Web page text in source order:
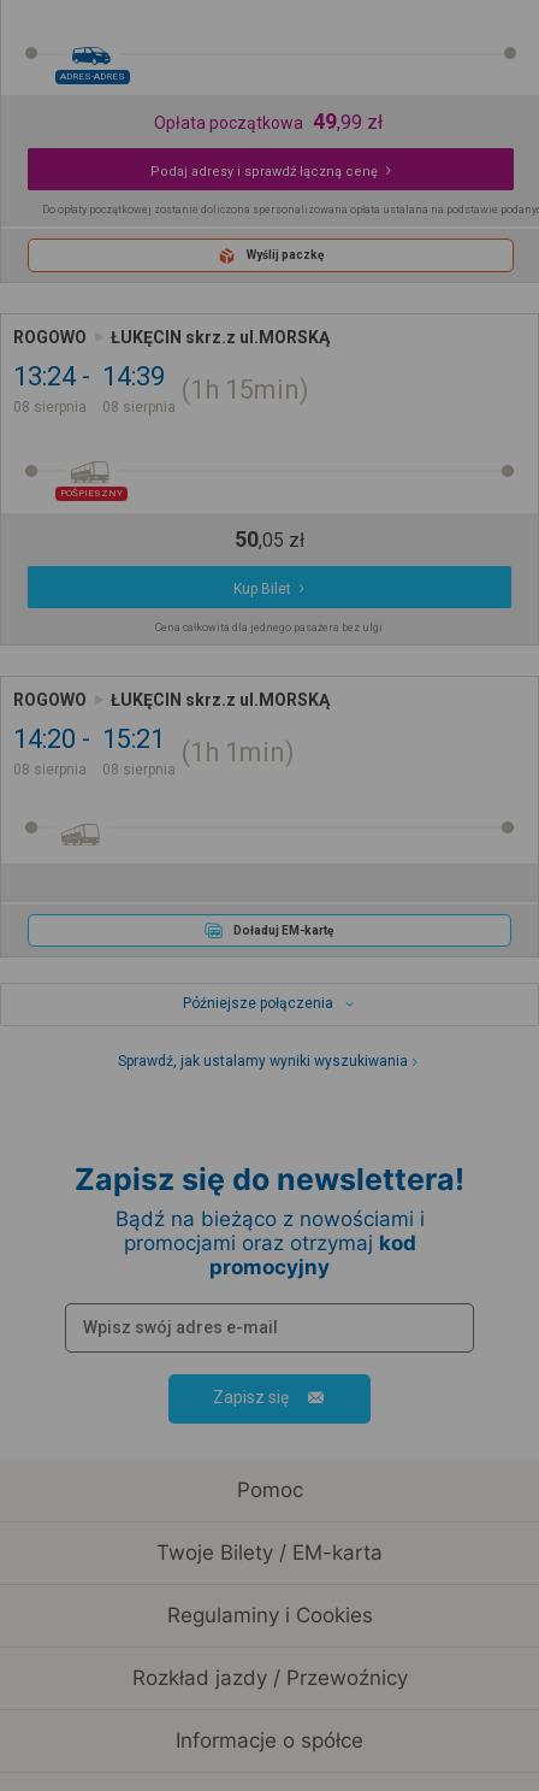
ADRES-ADRES
Opłata początkowa 49,99 zł
Podaj adresy i sprawdź łączną cenę
Do opłaty początkowej zostanie doliczona spersonalizowana opłata ustalana na podstawie
Wyślij paczkę
ROGOWO ŁUKĘCIN skrz.z ul.MORSKĄ
13:24
08 sierpnia
14:39
08 sierpnia
1h 15min
POŚPIESZNY
50,05 zł
Kup Bilet
Cena całkowita dla jednego pasażera bez ulgi
ROGOWO ŁUKĘCIN skrz.z ul.MORSKĄ
14:20
08 sierpnia
15:21
08 sierpnia
1h 1min
Doładuj EM-kartę
Późniejsze połączenia
Sprawdź, jak ustalamy wyniki wyszukiwania
Zapisz się do newslettera!
Bądź na bieżąco z nowościami i
promocjami oraz otrzymaj kod
promocyjny
Zapisz się
Pomoc
Twoje Bilety / EM-karta
Regulaminy i Cookies
Rozkład jazdy / Przewoźnicy
Informacje o spółce